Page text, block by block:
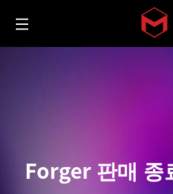
Toggle menu
Forger 판매 종